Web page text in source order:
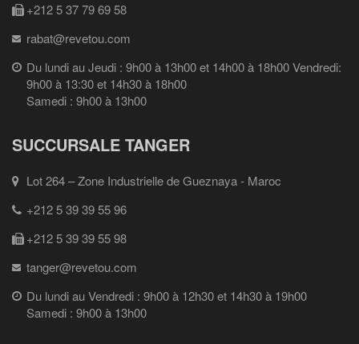
+212 5 37 79 69 58
rabat@revetou.com
Du lundi au Jeudi : 9h00 à 13h00 et 14h00 à 18h00 Vendredi:
9h00 à 13:30 et 14h30 à 18h00
Samedi : 9h00 à 13h00
SUCCURSALE TANGER
Lot 264 – Zone Industrielle de Gueznaya - Maroc
+212 5 39 39 55 96
+212 5 39 39 55 98
tanger@revetou.com
Du lundi au Vendredi : 9h00 à 12h30 et 14h30 à 19h00
Samedi : 9h00 à 13h00